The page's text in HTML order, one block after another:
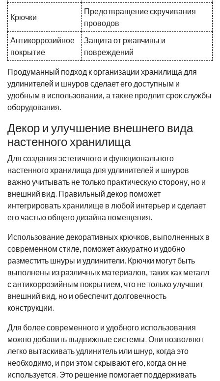
Крючки
Предотвращение скручивания
проводов
Антикоррозийное
покрытие
Защита от ржавчины и
повреждений
Продуманный подход к организации хранилища для
удлинителей и шнуров сделает его доступным и
удобным в использовании, а также продлит срок службы
оборудования.
Декор и улучшение внешнего вида
настенного хранилища
Для создания эстетичного и функционального
настенного хранилища для удлинителей и шнуров
важно учитывать не только практическую сторону, но и
внешний вид. Правильный декор поможет
интегрировать хранилище в любой интерьер и сделает
его частью общего дизайна помещения.
Использование декоративных крючков, выполненных в
современном стиле, поможет аккуратно и удобно
разместить шнуры и удлинители. Крючки могут быть
выполнены из различных материалов, таких как металл
с антикоррозийным покрытием, что не только улучшит
внешний вид, но и обеспечит долговечность
конструкции.
Для более современного и удобного использования
можно добавить выдвижные системы. Они позволяют
легко вытаскивать удлинитель или шнур, когда это
необходимо, и при этом скрывают его, когда он не
используется. Это решение помогает поддерживать